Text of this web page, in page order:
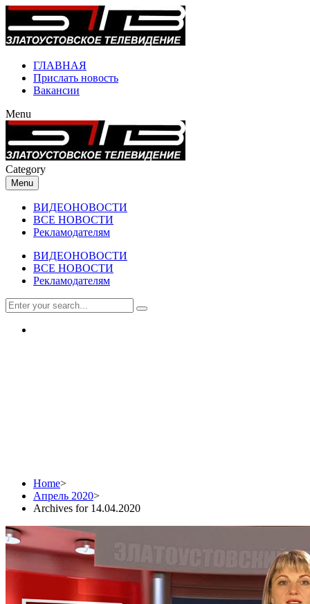
ГЛАВНАЯ
Прислать новость
Вакансии
Menu
Category
Menu
ВИДЕОНОВОСТИ
ВСЕ НОВОСТИ
Рекламодателям
ВИДЕОНОВОСТИ
ВСЕ НОВОСТИ
Рекламодателям
Home>
Апрель 2020>
Archives for 14.04.2020